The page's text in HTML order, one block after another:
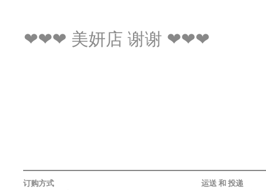
❤❤❤ 美妍店 谢谢 ❤❤❤
订购方式
运送 和 投递